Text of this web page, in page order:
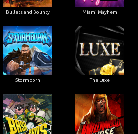
Bullets and Bounty Miami Mayhem
Stormborn The Luxe